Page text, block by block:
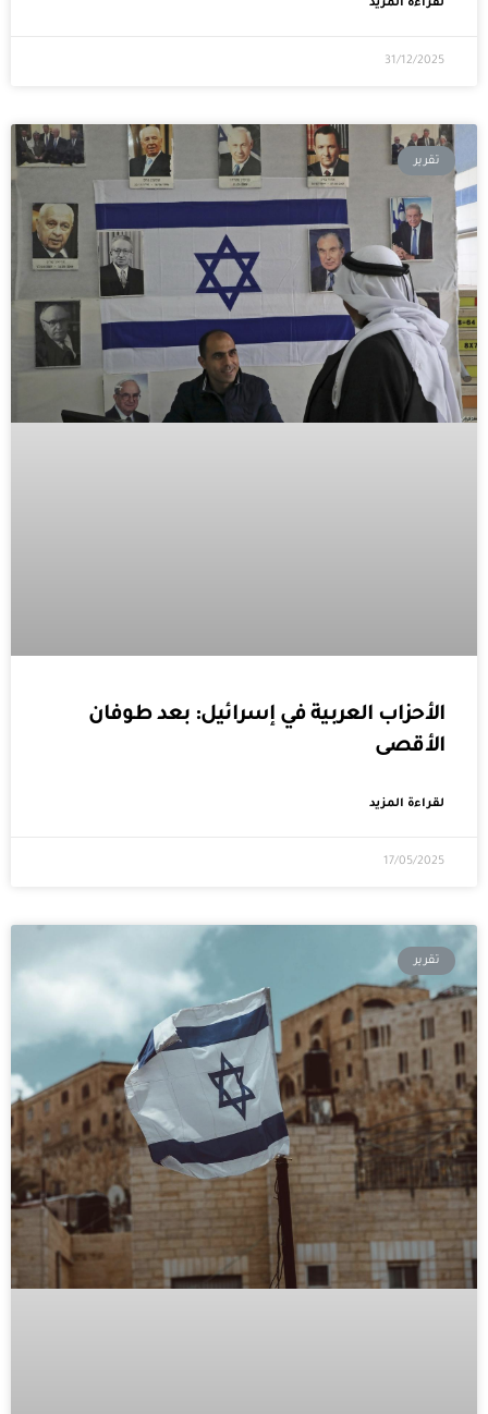
لقراءة المزيد
31/12/2025
تقرير
الأحزاب العربية في إسرائيل: بعد طوفان
الأقصى
لقراءة المزيد
17/05/2025
تقرير